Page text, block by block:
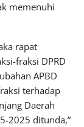
memenuhi
rapat
fraksi DPRD
APBD
terhadap
Daerah
2025 ditunda,”